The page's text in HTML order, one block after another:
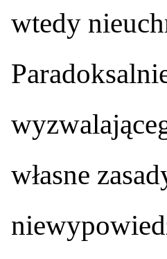
wtedy
własne